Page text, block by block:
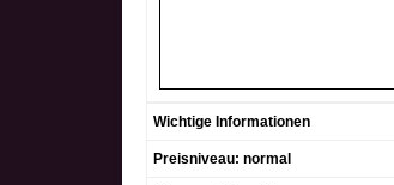
Wichtige Informationen
Preisniveau: normal